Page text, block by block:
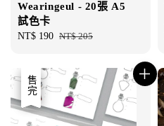
Wearingeul - 20張 A5
試色卡
Sale
NT$ 190 Regular
NT$ 205
優惠
售完